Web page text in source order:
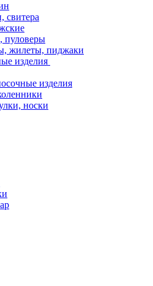
свитера
пуловеры
жилеты, пиджаки
изделия
изделия
носки